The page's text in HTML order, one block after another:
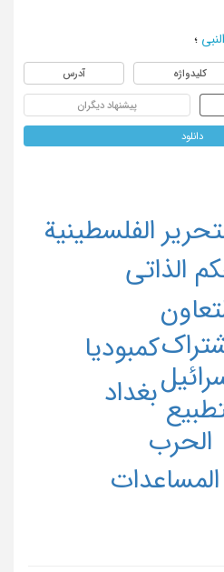
؛
کلیدواژه آدرس
پیشنهاد دیگران
دانلود
الحرب
الذاتی
المساعدات
بغداد
الفلسطینیة
کمبودیا